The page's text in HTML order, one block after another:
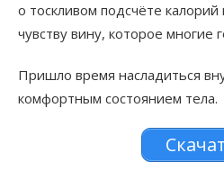
о тоскливом подсчёте
чувству вину, которое многие
Пришло время насладиться
комфортным состоянием тела.